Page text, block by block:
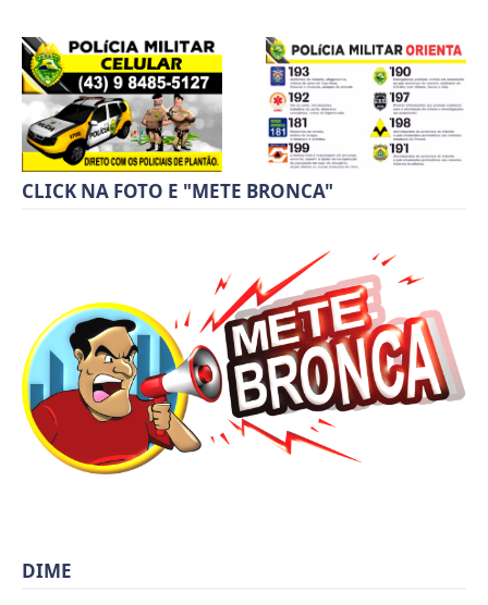
CLICK NA FOTO E "METE BRONCA"
DIME